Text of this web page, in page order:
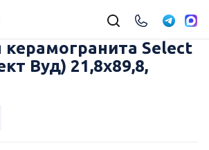
керамогранита Select
Вуд) 21,8х89,8,